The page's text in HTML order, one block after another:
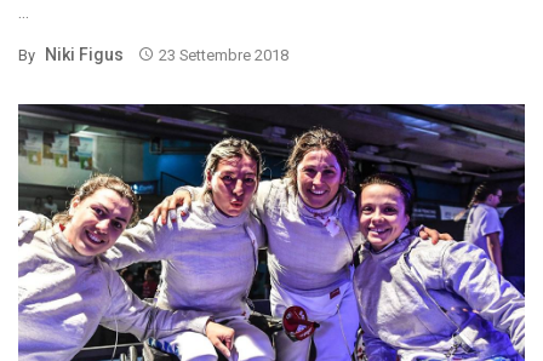
...
By Niki Figus 23 Settembre 2018